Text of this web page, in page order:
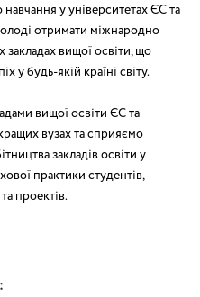
у університетах ЄС та
отримати міжнародно
закладах вищої освіти, що
у будь-якій країні світу.
вищої освіти ЄС та
вузах та сприяємо
закладів освіти у
практики студентів,
проектів.